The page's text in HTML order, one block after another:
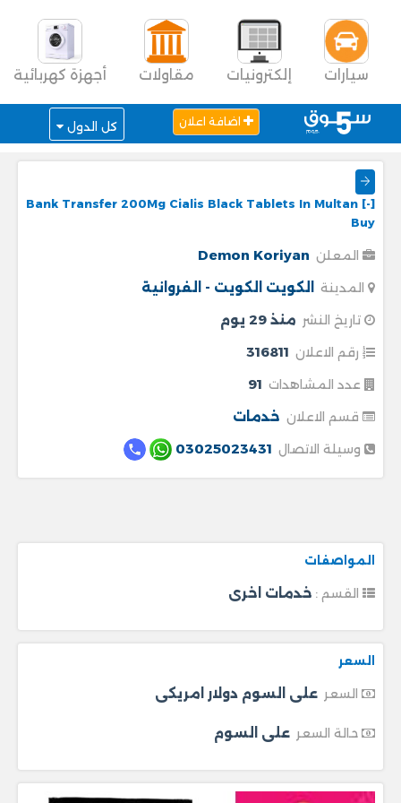
سيارات إلكترونيات مقاولات أجهزة كهربائية
اضافة اعلان كل الدول
Bank Transfer 200Mg Cialis Black Tablets In Multan [-]
Buy
المعلن Demon Koriyan
المدينة الكويت الكويت - الفروانية
تاريخ النشر منذ 29 يوم
رقم الاعلان 316811
عدد المشاهدات 91
قسم الاعلان خدمات
وسيلة الاتصال 03025023431
المواصفات
خدمات اخرى
السعر
السعر على السوم دولار امريكى
حالة السعر على السوم